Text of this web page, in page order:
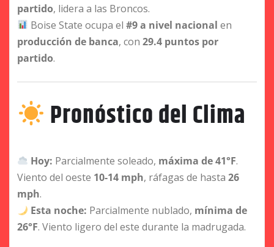
partido, lidera a las Broncos.
Boise State ocupa el#9 a nivel nacional en
producción de banca, con 29.4 puntos por
partido.
Pronóstico del Clima
Hoy: Parcialmente soleado, máxima de 41°F.
Viento del oeste 10-14 mph, ráfagas de hasta 26
mph.
Esta noche: Parcialmente nublado, mínima de
26°F. Viento ligero del este durante la madrugada.